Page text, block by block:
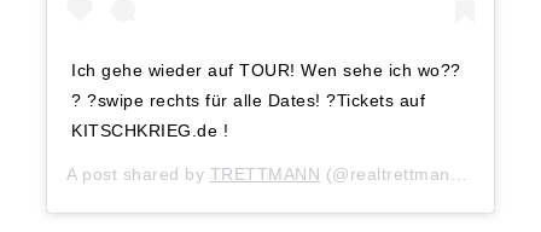
Ich gehe wieder auf TOUR! Wen sehe ich wo??
? ?swipe rechts für alle Dates! ?Tickets auf
KITSCHKRIEG.de !
A post shared by TRETTMANN (@realtrettmann) on